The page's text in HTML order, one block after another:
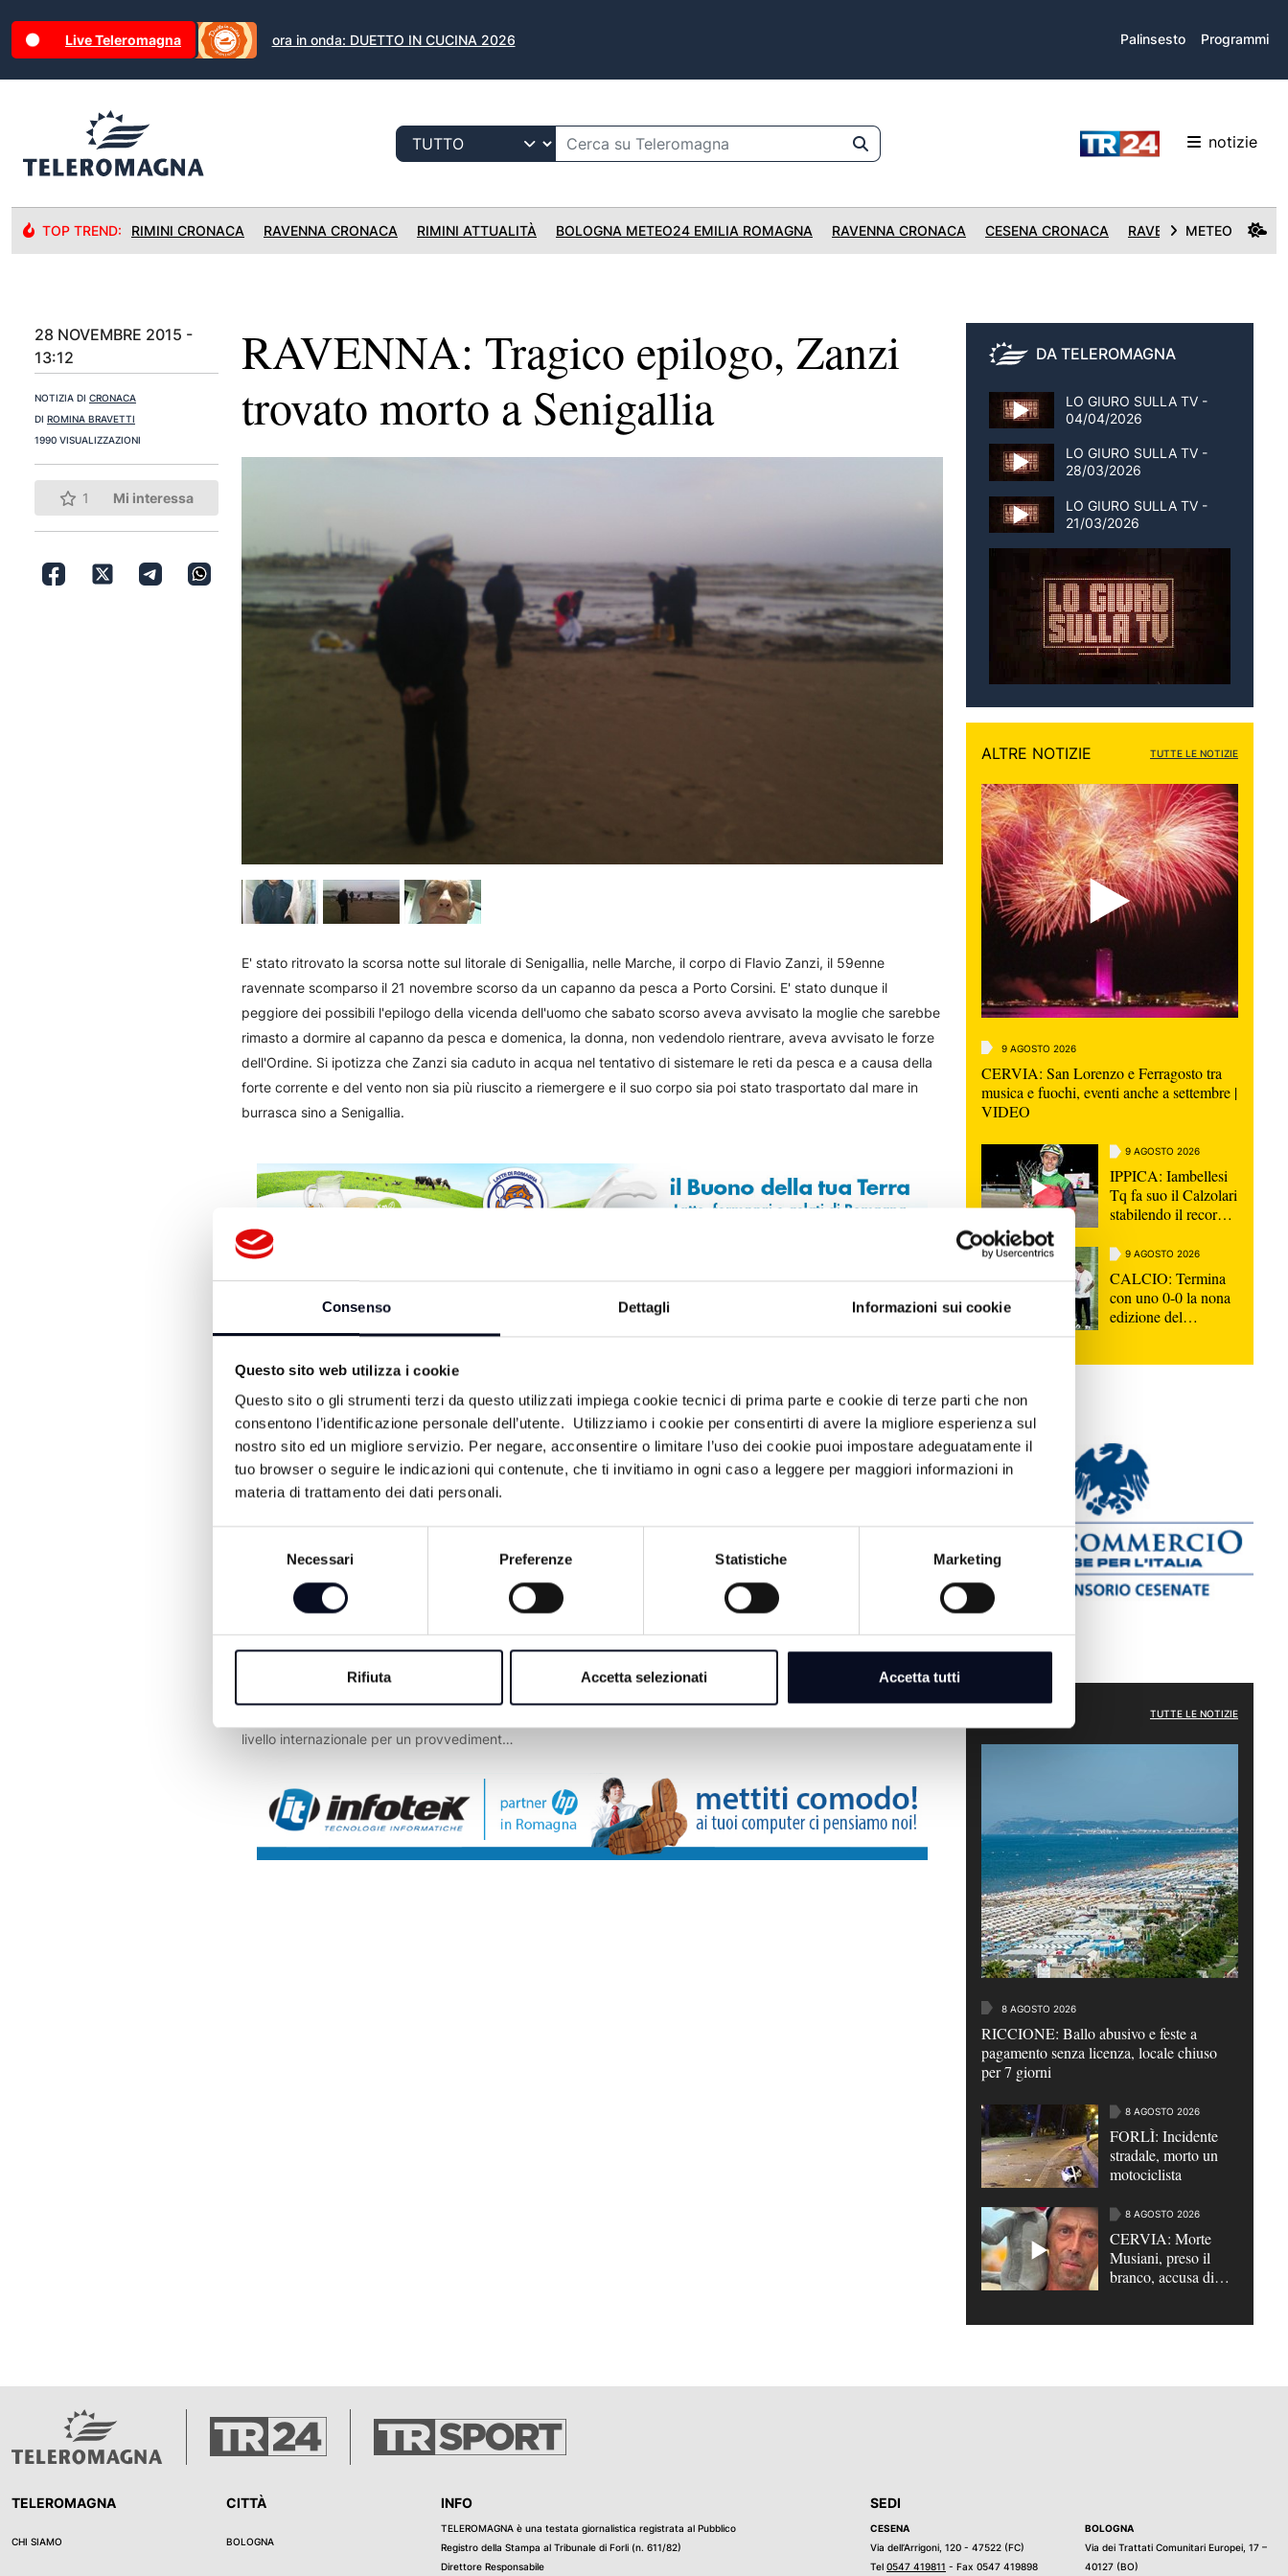
Consenso Dettagli Informazioni sui cookie
Questo sito web utilizza i cookie
Questo sito o gli strumenti terzi da questo utilizzati impiega cookie tecnici di prima parte e cookie di terze parti che non
consentono l’identificazione personale dell’utente. Utilizziamo i cookie per consentirti di avere la migliore esperienza sul
nostro sito ed un migliore servizio. Per negare, acconsentire o limitare l’uso dei cookie puoi impostare adeguatamente il
tuo browser o seguire le indicazioni qui contenute, che ti invitiamo in ogni caso a leggere per maggiori informazioni in
materia di trattamento dei dati personali.
Necessari Preferenze Statistiche Marketing
Rifiuta Accetta selezionati Accetta tutti
Live Teleromagna ora in onda: DUETTO IN CUCINA 2026 Palinsesto Programmi
notizie
TOP TREND: RIMINI CRONACA RAVENNA CRONACA RIMINI ATTUALITÀ BOLOGNA METEO24 EMILIA ROMAGNA RAVENNA CRONACA CESENA CRONACA RAVENNA CRONACA
METEO
28 NOVEMBRE 2015 -
13:12
NOTIZIA DI CRONACA
DI ROMINA BRAVETTI
1990 VISUALIZZAZIONI
1 Mi interessa
RAVENNA: Tragico epilogo, Zanzi
trovato morto a Senigallia
E' stato ritrovato la scorsa notte sul litorale di Senigallia, nelle Marche, il corpo di Flavio Zanzi, il 59enne
ravennate scomparso il 21 novembre scorso da un capanno da pesca a Porto Corsini. E' stato dunque il
peggiore dei possibili l'epilogo della vicenda dell'uomo che sabato scorso aveva avvisato la moglie che sarebbe
rimasto a dormire al capanno da pesca e domenica, la donna, non vedendolo rientrare, aveva avvisato le forze
dell'Ordine. Si ipotizza che Zanzi sia caduto in acqua nel tentativo di sistemare le reti da pesca e a causa della
forte corrente e del vento non sia più riuscito a riemergere e il suo corpo sia poi stato trasportato dal mare in
burrasca sino a Senigallia.
9 AGOSTO 2026
RIMINI: Ricercato
dall’Interpol, arrestato un
51enne macedone
livello internazionale per un provvedimento
legato a una presunta truffa commessa in
Macedonia nel 2024. L’uomo è stato
rintracciato in una struttura ricettiva di San
Giuliano e trasferito in carcere; con lui
c’erano i due figli minori, affidati ai servizi
GALLIPOLI: Ragazzo 19enne
morto in mare, era nipote
consigliera E-R Elena Ugolini
trasformate in depositi ed
occupate in modo illecito | FOTO
8 AGOSTO 2026
FORLÌ: Coppia fa sesso in
pubblico nel centro storico,
denunciata
DA TELEROMAGNA
LO GIURO SULLA TV -
04/04/2026
LO GIURO SULLA TV -
28/03/2026
LO GIURO SULLA TV -
21/03/2026
ALTRE NOTIZIE TUTTE LE NOTIZIE
9 AGOSTO 2026
CERVIA: San Lorenzo e Ferragosto tra
musica e fuochi, eventi anche a settembre |
VIDEO
9 AGOSTO 2026
IPPICA: Iambellesi
Tq fa suo il Calzolari
stabilendo il record
9 AGOSTO 2026
CALCIO: Termina
con uno 0-0 la nona
edizione del
TUTTE LE NOTIZIE
8 AGOSTO 2026
RICCIONE: Ballo abusivo e feste a
pagamento senza licenza, locale chiuso
per 7 giorni
8 AGOSTO 2026
FORLÌ: Incidente
stradale, morto un
motociclista
8 AGOSTO 2026
CERVIA: Morte
Musiani, preso il
branco, accusa di
TELEROMAGNA
CHI SIAMO
CITTÀ
BOLOGNA
INFO
TELEROMAGNA è una testata giornalistica registrata al Pubblico
Registro della Stampa al Tribunale di Forli (n. 611/82)
Direttore Responsabile
SEDI
CESENA
Via dell’Arrigoni, 120 - 47522 (FC)
Tel 0547 419811 - Fax 0547 419898
BOLOGNA
Via dei Trattati Comunitari Europei, 17 –
40127 (BO)